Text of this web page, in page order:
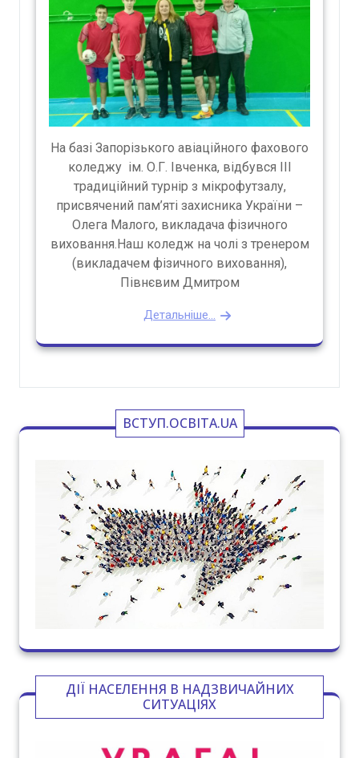
На базі Запорізького авіаційного фахового
коледжу ім. О.Г. Івченка, відбувся ІІІ
традиційний турнір з мікрофутзалу,
присвячений пам’яті захисника України –
Олега Малого, викладача фізичного
виховання.Наш коледж на чолі з тренером
(викладачем фізичного виховання),
Півнєвим Дмитром
Детальніше...
ВСТУП.ОСВІТА.UA
ДІЇ НАСЕЛЕННЯ В НАДЗВИЧАЙНИХ
СИТУАЦІЯХ